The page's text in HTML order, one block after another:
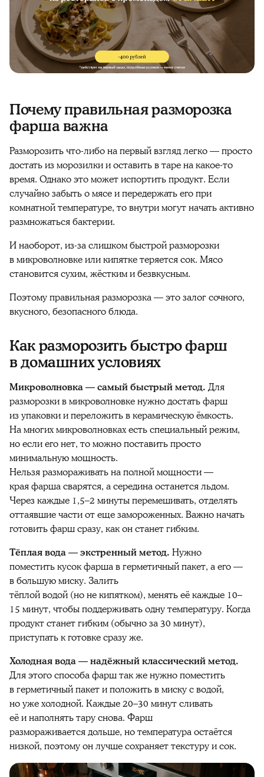
Почему правильная разморозка
фарша важна
Разморозить что-либо на первый взгляд легко — просто
достать из морозилки и оставить в таре на какое-то
время. Однако это может испортить продукт. Если
случайно забыть о мясе и передержать его при
комнатной температуре, то внутри могут начать активно
размножаться бактерии.
И наоборот, из-за слишком быстрой разморозки
в микроволновке или кипятке теряется сок. Мясо
становится сухим, жёстким и безвкусным.
Поэтому правильная разморозка — это залог сочного,
вкусного, безопасного блюда.
Как разморозить быстро фарш
в домашних условиях
Микроволновка — самый быстрый метод. Для
разморозки в микроволновке нужно достать фарш
из упаковки и переложить в керамическую ёмкость.
На многих микроволновках есть специальный режим,
но если его нет, то можно поставить просто
минимальную мощность.
Нельзя размораживать на полной мощности —
края фарша сварятся, а середина останется льдом.
Через каждые 1,5–2 минуты перемешивать, отделять
оттаявшие части от еще замороженных. Важно начать
готовить фарш сразу, как он станет гибким.
Тёплая вода — экстренный метод. Нужно
поместить кусок фарша в герметичный пакет, а его —
в большую миску. Залить
тёплой водой (но не кипятком), менять её каждые 10–
15 минут, чтобы поддерживать одну температуру. Когда
продукт станет гибким (обычно за 30 минут),
приступать к готовке сразу же.
Холодная вода — надёжный классический метод.
Для этого способа фарш так же нужно поместить
в герметичный пакет и положить в миску с водой,
но уже холодной. Каждые 20–30 минут сливать
её и наполнять тару снова. Фарш
размораживается дольше, но температура остаётся
низкой, поэтому он лучше сохраняет текстуру и сок.